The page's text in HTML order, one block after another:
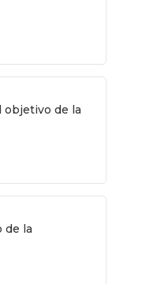
objetivo de la
de la